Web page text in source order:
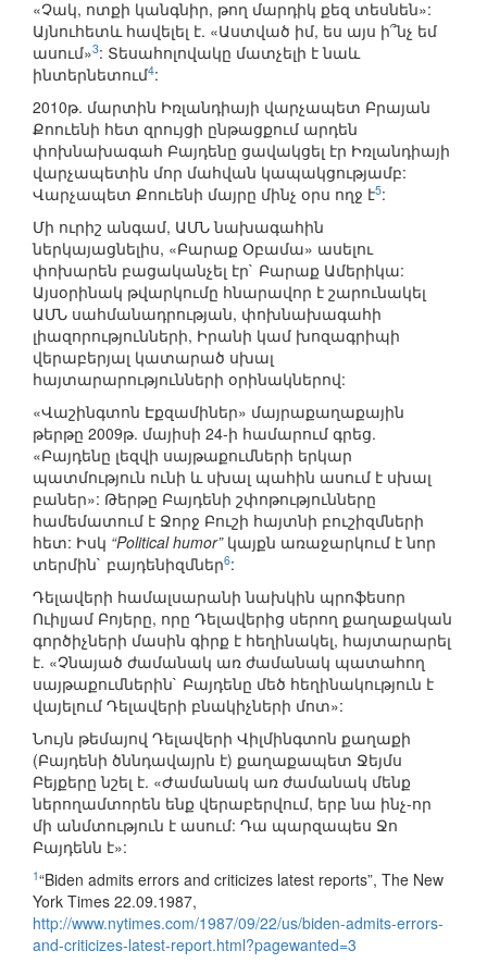
«Չակ, ոտքի կանգնիր, թող մարդիկ քեզ տեսնեն»:
Այնուհետև հավելել է. «Աստված իմ, ես այս ի՞նչ եմ
ասում»3: Տեսահոլովակը մատչելի է նաև
ինտերնետում4:
2010թ. մարտին Իռլանդիայի վարչապետ Բրայան
Քոուենի հետ զրույցի ընթացքում արդեն
փոխնախագահ Բայդենը ցավակցել էր Իռլանդիայի
վարչապետին մոր մահվան կապակցությամբ:
Վարչապետ Քոուենի մայրը մինչ օրս ողջ է5:
Մի ուրիշ անգամ, ԱՄՆ նախագահին
ներկայացնելիս, «Բարաք Օբամա» ասելու
փոխարեն բացականչել էր` Բարաք Ամերիկա:
Այսօրինակ թվարկումը հնարավոր է շարունակել
ԱՄՆ սահմանադրության, փոխնախագահի
լիազորությունների, Իրանի կամ խոզագրիպի
վերաբերյալ կատարած սխալ
հայտարարությունների օրինակներով:
«Վաշինգտոն Էքզամիներ» մայրաքաղաքային
թերթը 2009թ. մայիսի 24-ի համարում գրեց.
«Բայդենը լեզվի սայթաքումների երկար
պատմություն ունի և սխալ պահին ասում է սխալ
բաներ»: Թերթը Բայդենի շփոթությունները
համեմատում է Ջորջ Բուշի հայտնի բուշիզմների
հետ: Իսկ “Political humor”կայքն առաջարկում է նոր
տերմին` բայդենիզմներ6:
Դելավերի համալսարանի նախկին պրոֆեսոր
Ուիլյամ Բոյերը, որը Դելավերից սերող քաղաքական
գործիչների մասին գիրք է հեղինակել, հայտարարել
է. «Չնայած ժամանակ առ ժամանակ պատահող
սայթաքումներին` Բայդենը մեծ հեղինակություն է
վայելում Դելավերի բնակիչների մոտ»:
Նույն թեմայով Դելավերի Վիլմինգտոն քաղաքի
(Բայդենի ծննդավայրն է) քաղաքապետ Ջեյմս
Բեյքերը նշել է. «Ժամանակ առ ժամանակ մենք
ներողամտորեն ենք վերաբերվում, երբ նա ինչ-որ
մի անմտություն է ասում: Դա պարզապես Ջո
Բայդենն է»:
1“Biden admits errors and criticizes latest reports”, The New
York Times 22.09.1987,
http://www.nytimes.com/1987/09/22/us/biden-admits-errors-
and-criticizes-latest-report.html?pagewanted=3